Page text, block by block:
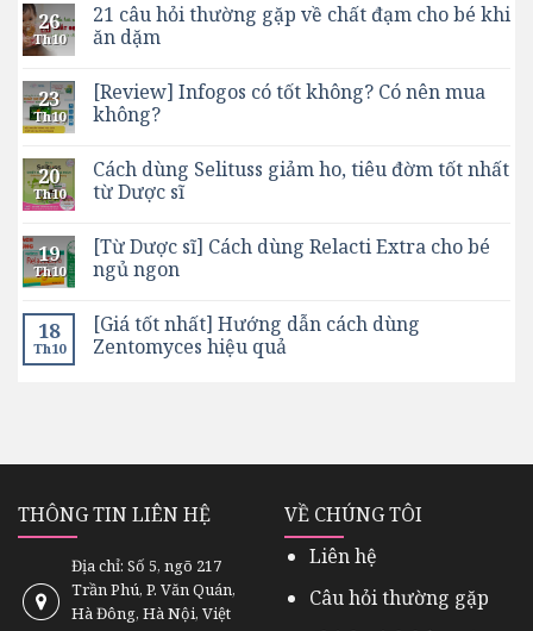
26
Th10
21 câu hỏi thường gặp về chất đạm cho bé khi
ăn dặm
23
Th10
[Review] Infogos có tốt không? Có nên mua
không?
20
Th10
Cách dùng Selituss giảm ho, tiêu đờm tốt nhất
từ Dược sĩ
19
Th10
[Từ Dược sĩ] Cách dùng Relacti Extra cho bé
ngủ ngon
18
Th10
[Giá tốt nhất] Hướng dẫn cách dùng
Zentomyces hiệu quả
THÔNG TIN LIÊN HỆ
Địa chỉ: Số 5, ngõ 217
Trần Phú, P. Văn Quán,
Hà Đông, Hà Nội, Việt
VỀ CHÚNG TÔI
Liên hệ
Câu hỏi thường gặp